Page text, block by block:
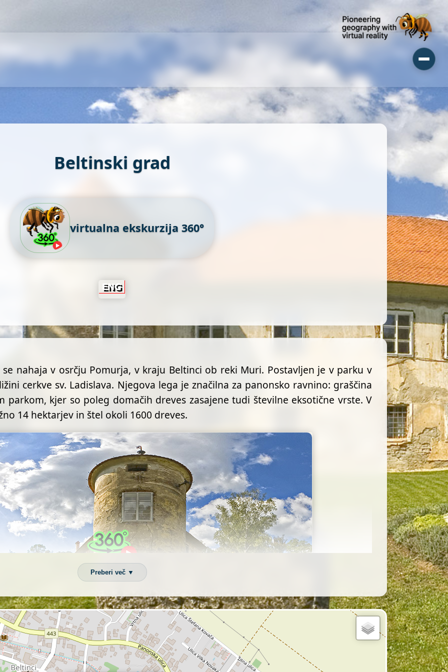
Beltinski grad
virtualna ekskurzija 360°
nahaja v osrčju Pomurja, v kraju Beltinci ob reki Muri. Postavljen je v parku v
cerkve sv. Ladislava. Njegova lega je značilna za panonsko ravnino: graščina
parkom, kjer so poleg domačih dreves zasajene tudi številne eksotične vrste. V
14 hektarjev in štel okoli 1600 dreves.
Preberi več ▼